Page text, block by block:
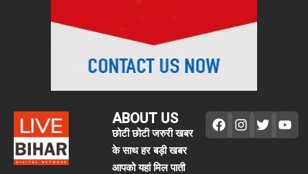
ABOUT US
छोटी छोटी जरुरी खबर
के साथ हर बड़ी खबर
आपको यहां मिल पाती